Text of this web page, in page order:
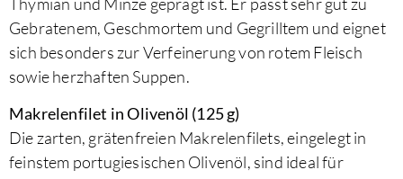
Gebratenem, Geschmortem und Gegrilltem und eignet
sich besonders zur Verfeinerung von rotem Fleisch
sowie herzhaften Suppen.
Makrelenfilet in Olivenöl (125 g)
Die zarten, grätenfreien Makrelenfilets, eingelegt in
feinstem portugiesischen Olivenöl, sind ideal für